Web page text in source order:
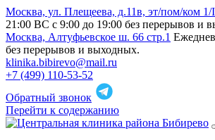
Москва, ул. Плещеева, д.11в, эт/пом/ком 1/
21:00 ВС с 9:00 до 19:00 без перерывов и
Москва, Алтуфьевское ш. 66 стр.1
без перерывов и выходных.
klinika.bibirevo@mail.ru
+7 (499) 110-53-52
Обратный звонок
Перейти к содержанию